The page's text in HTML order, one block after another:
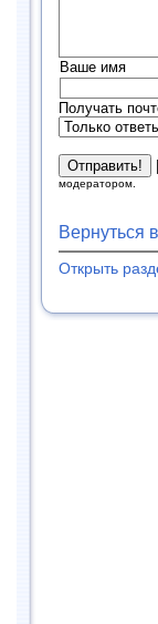
Ваше имя
Получать
модератором.
Вернуться
Открыть